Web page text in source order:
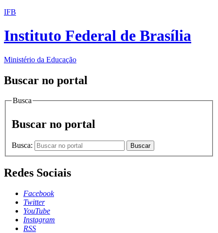
IFB
Instituto Federal de Brasília
Ministério da Educação
Buscar no portal
Busca
Buscar no portal
Busca: Buscar
Redes Sociais
Facebook
Twitter
YouTube
Instagram
RSS